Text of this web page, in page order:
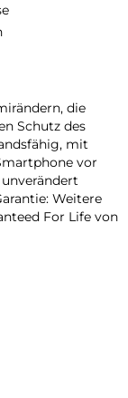
die
Schutz des
mit
vor
Weitere
For Life von